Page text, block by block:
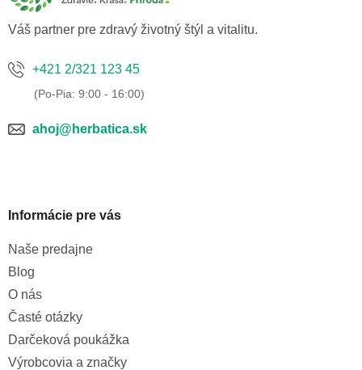
Váš partner pre zdravý životný štýl a vitalitu.
+421 2/321 123 45
ahoj@herbatica.sk
Informácie pre vás
Naše predajne
Blog
O nás
Časté otázky
Darčeková poukážka
Výrobcovia a značky